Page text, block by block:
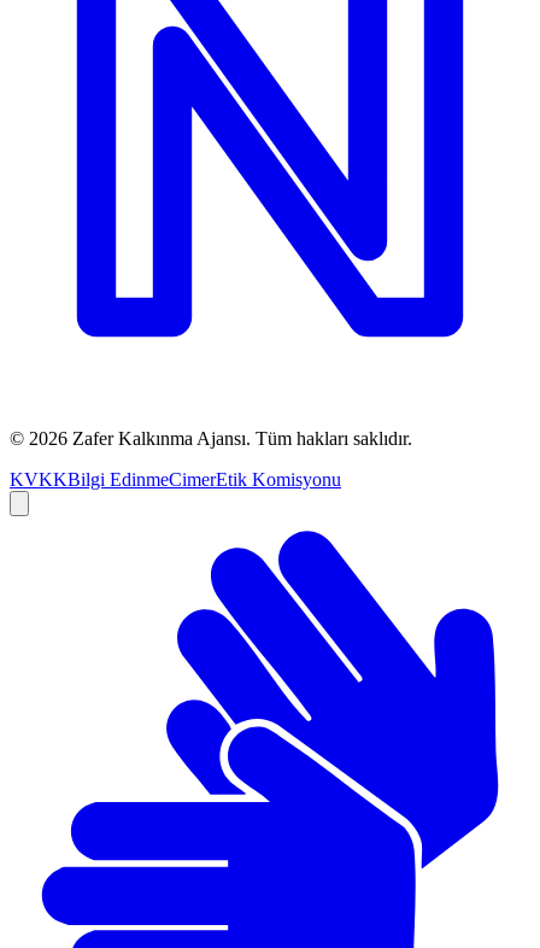
© 2026 Zafer Kalkınma Ajansı. Tüm hakları saklıdır.
KVKKBilgi EdinmeCimerEtik Komisyonu